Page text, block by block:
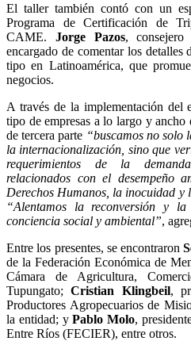
El taller también contó con un
Programa de Certificación de
CAME. Jorge Pazos,
encargado de comentar los detalles
tipo en Latinoamérica, que
negocios.
A través de la implementación del
tipo de empresas a lo largo y
de tercera parte “buscamos no solo
la internacionalización, sino que
requerimientos de la
relacionados con el desempeño
Derechos Humanos, la inocuidad y
“Alentamos la reconversión y
conciencia social y ambiental”,
Entre los presentes, se encontraron
de la Federación Económica de
Cámara de Agricultura,
Tupungato;Cristian Klingbeil,
Productores Agropecuarios de
la entidad; yPablo Molo,
Entre Ríos (FECIER), entre otros.